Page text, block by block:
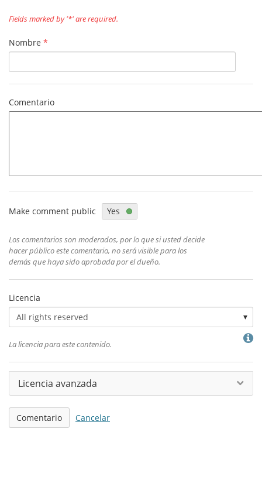
Fields marked by '*' are required.
Nombre *
Comentario
Make comment public Yes
Los comentarios son moderados, por lo que si usted decide
hacer público este comentario, no será visible para los
demás que haya sido aprobada por el dueño.
Licencia
La licencia para este contenido.
Licencia avanzada
Comentario